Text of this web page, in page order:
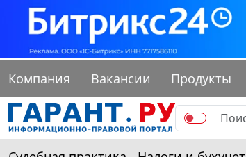
Компания Вакансии Продукты